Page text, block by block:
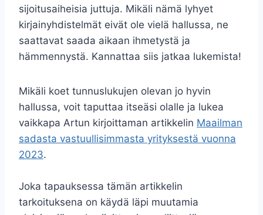
sijoitusaiheisia juttuja. Mikäli nämä lyhyet
kirjainyhdistelmät eivät ole vielä hallussa, ne
saattavat saada aikaan ihmetystä ja
hämmennystä. Kannattaa siis jatkaa lukemista!
Mikäli koet tunnuslukujen olevan jo hyvin
hallussa, voit taputtaa itseäsi olalle ja lukea
vaikkapa Artun kirjoittaman artikkelin Maailman
sadasta vastuullisimmasta yrityksestä vuonna
2023.
Joka tapauksessa tämän artikkelin
tarkoituksena on käydä läpi muutamia